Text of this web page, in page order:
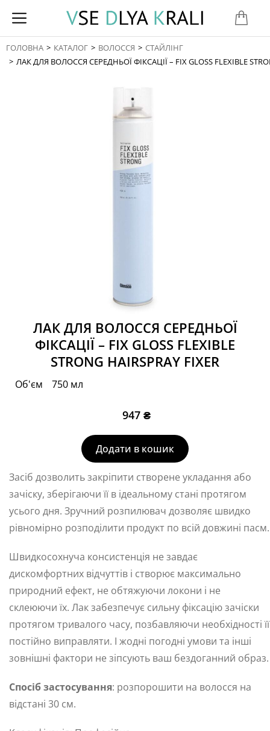
You are here:
ГОЛОВНА КАТАЛОГ ВОЛОССЯ
СТАЙЛІНГ
ЛАК ДЛЯ ВОЛОССЯ СЕРЕДНЬОЇ ФІКСАЦІЇ – FIX GLOSS FLEXIBLE
ЛАК ДЛЯ ВОЛОССЯ СЕРЕДНЬОЇ
ФІКСАЦІЇ – FIX GLOSS FLEXIBLE
STRONG HAIRSPRAY FIXER
Об'єм 750 мл
947 ₴
Додати в кошик
Засіб дозволить закріпити створене укладання або
зачіску, зберігаючи її в ідеальному стані протягом
усього дня. Зручний розпилювач дозволяє швидко
рівномірно розподілити продукт по всій довжині пасм.
Швидкосохнуча консистенція не завдає
дискомфортних відчуттів і створює максимально
природний ефект, не обтяжуючи локони і не
склеюючи їх. Лак забезпечує сильну фіксацію зачіски
протягом тривалого часу, позбавляючи необхідності її
постійно виправляти. І жодні погодні умови та інші
зовнішні фактори не зіпсують ваш бездоганний образ.
Спосіб застосування: розпорошити на волосся на
відстані 30 см.